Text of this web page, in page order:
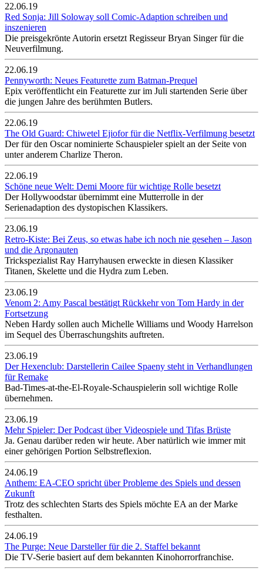
22.06.19
Red Sonja: Jill Soloway soll Comic-Adaption schreiben und
inszenieren
Die preisgekrönte Autorin ersetzt Regisseur Bryan Singer für die
Neuverfilmung.
22.06.19
Pennyworth: Neues Featurette zum Batman-Prequel
Epix veröffentlicht ein Featurette zur im Juli startenden Serie über
die jungen Jahre des berühmten Butlers.
22.06.19
The Old Guard: Chiwetel Ejiofor für die Netflix-Verfilmung besetzt
Der für den Oscar nominierte Schauspieler spielt an der Seite von
unter anderem Charlize Theron.
22.06.19
Schöne neue Welt: Demi Moore für wichtige Rolle besetzt
Der Hollywoodstar übernimmt eine Mutterrolle in der
Serienadaption des dystopischen Klassikers.
23.06.19
Retro-Kiste: Bei Zeus, so etwas habe ich noch nie gesehen – Jason
und die Argonauten
Trickspezialist Ray Harryhausen erweckte in diesen Klassiker
Titanen, Skelette und die Hydra zum Leben.
23.06.19
Venom 2: Amy Pascal bestätigt Rückkehr von Tom Hardy in der
Fortsetzung
Neben Hardy sollen auch Michelle Williams und Woody Harrelson
im Sequel des Überraschungshits auftreten.
23.06.19
Der Hexenclub: Darstellerin Cailee Spaeny steht in Verhandlungen
für Remake
Bad-Times-at-the-El-Royale-Schauspielerin soll wichtige Rolle
übernehmen.
23.06.19
Mehr Spieler: Der Podcast über Videospiele und Tifas Brüste
Ja. Genau darüber reden wir heute. Aber natürlich wie immer mit
einer gehörigen Portion Selbstreflexion.
24.06.19
Anthem: EA-CEO spricht über Probleme des Spiels und dessen
Zukunft
Trotz des schlechten Starts des Spiels möchte EA an der Marke
festhalten.
24.06.19
The Purge: Neue Darsteller für die 2. Staffel bekannt
Die TV-Serie basiert auf dem bekannten Kinohorrorfranchise.